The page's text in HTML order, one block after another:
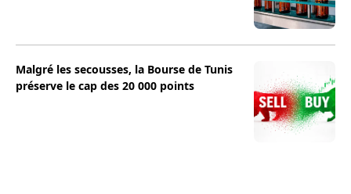
Malgré les secousses, la Bourse de Tunis
préserve le cap des 20 000 points